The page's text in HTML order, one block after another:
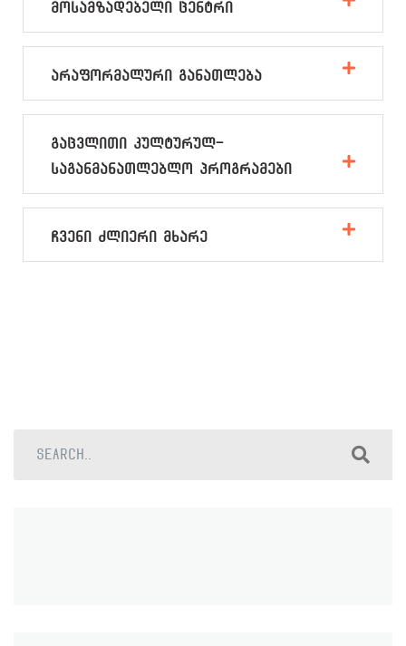
მოსამზადებელი ცენტრი
არაფორმალური განათლება
გაცვლითი კულტურულ-
საგანმანათლებლო პროგრამები
ჩვენი ძლიერი მხარე